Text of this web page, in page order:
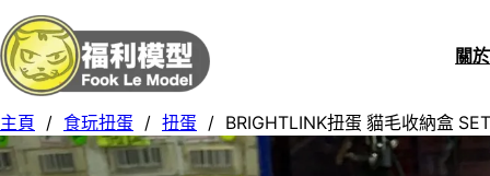
關
主頁 / 食玩扭蛋 / 扭蛋 / BRIGHTLINK扭蛋 貓毛收納盒